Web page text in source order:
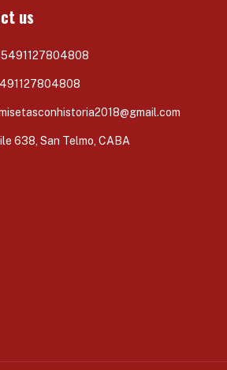
us
638, San Telmo, CABA